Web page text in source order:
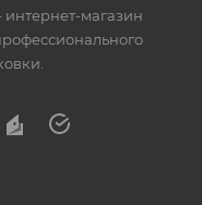
магазин